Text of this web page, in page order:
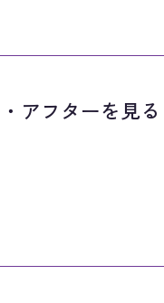
アフターを見る